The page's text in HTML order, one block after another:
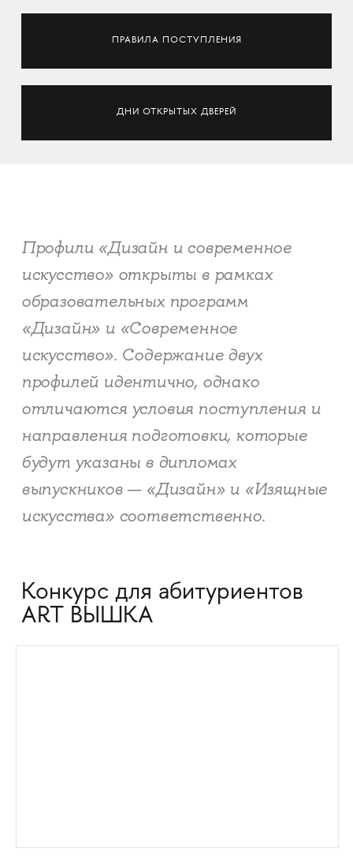
ПРАВИЛА ПОСТУПЛЕНИЯ
ДНИ ОТКРЫТЫХ ДВЕРЕЙ
Профили «Дизайн и современное
искусство» открыты в рамках
образовательных программ
«Дизайн» и «Современное
искусство». Содержание двух
профилей идентично, однако
отличаются условия поступления и
направления подготовки, которые
будут указаны в дипломах
выпускников — «Дизайн» и «Изящные
искусства» соответственно.
Конкурс для абитуриентов
ART ВЫШКА